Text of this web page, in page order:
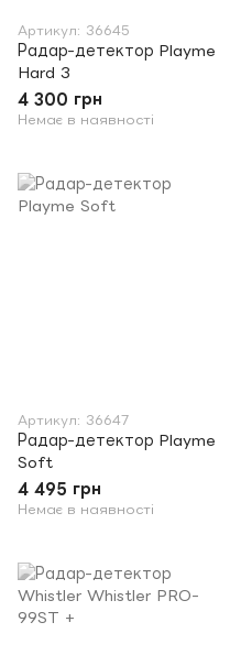
Артикул: 36645
Радар-детектор Playme
Hard 3
4 300 грн
Немає в наявності
Артикул: 36647
Радар-детектор Playme
Soft
4 495 грн
Немає в наявності